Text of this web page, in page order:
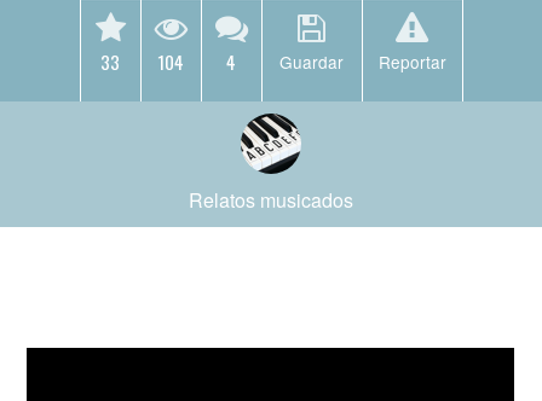
33 104 4 Guardar Reportar
Relatos musicados